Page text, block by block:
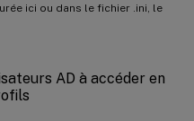
ici ou dans le fichier .ini, le
AD à accéder en